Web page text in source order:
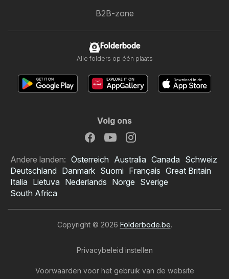
B2B-zone
Folderbode
Alle folders op één plaats
Volg ons
Andere landen: Österreich Australia Canada Schweiz
Deutschland Danmark Suomi Français Great Britain
Italia Lietuva Nederlands Norge Sverige
South Africa
Copyright © 2026 Folderbode.be.
Privacybeleid instellen
Voorwaarden voor het gebruik van de website